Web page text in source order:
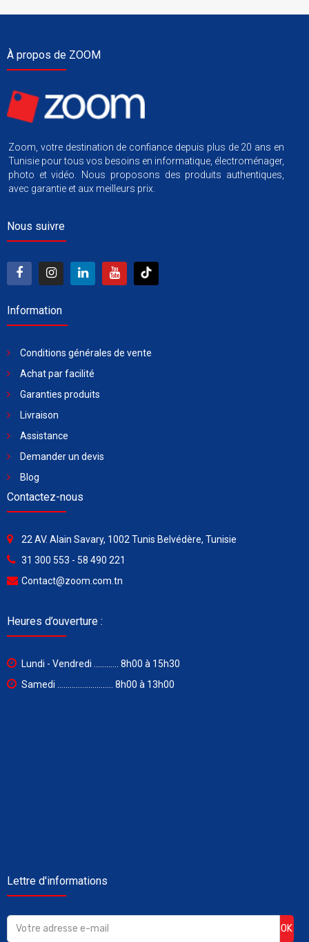
À propos de ZOOM
Zoom, votre destination de confiance depuis plus de 20 ans en
Tunisie pour tous vos besoins en informatique, électroménager,
photo et vidéo. Nous proposons des produits authentiques,
avec garantie et aux meilleurs prix.
Nous suivre
Information
Conditions générales de vente
Achat par facilité
Garanties produits
Livraison
Assistance
Demander un devis
Blog
Contactez-nous
22 AV. Alain Savary, 1002 Tunis Belvédère, Tunisie
31 300 553 - 58 490 221
Contact@zoom.com.tn
Heures d’ouverture :
Lundi - Vendredi ............ 8h00 à 15h30
Samedi ........................... 8h00 à 13h00
Lettre d'informations
OK